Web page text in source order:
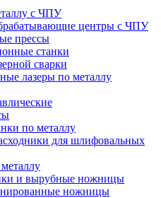
с ЧПУ
центры с ЧПУ
прессы
станки
сварки
лазеры по металлу
по металлу
для шлифовальных
и вырубные ножницы
ножницы